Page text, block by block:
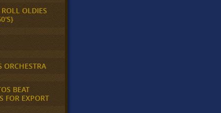
OLDIES
ORCHESTRA
BEAT
FOR EXPORT